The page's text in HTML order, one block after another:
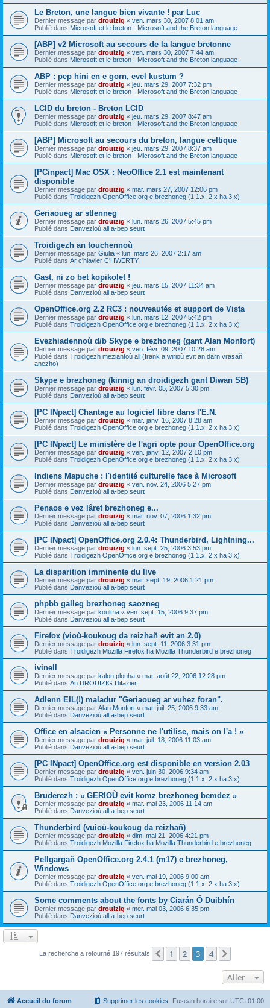
Le Breton, une langue bien vivante ! par Luc
Dernier message par drouizig « ven. mars 30, 2007 8:01 am
Publié dans Microsoft et le breton - Microsoft and the Breton language
[ABP] v2 Microsoft au secours de la langue bretonne
Dernier message par drouizig « ven. mars 30, 2007 7:44 am
Publié dans Microsoft et le breton - Microsoft and the Breton language
ABP : pep hini en e gorn, evel kustum ?
Dernier message par drouizig « jeu. mars 29, 2007 7:32 pm
Publié dans Microsoft et le breton - Microsoft and the Breton language
LCID du breton - Breton LCID
Dernier message par drouizig « jeu. mars 29, 2007 8:47 am
Publié dans Microsoft et le breton - Microsoft and the Breton language
[ABP] Microsoft au secours du breton, langue celtique
Dernier message par drouizig « jeu. mars 29, 2007 8:37 am
Publié dans Microsoft et le breton - Microsoft and the Breton language
[PCinpact] Mac OSX : NeoOffice 2.1 est maintenant
disponible
Dernier message par drouizig « mar. mars 27, 2007 12:06 pm
Publié dans Troidigezh OpenOffice.org e brezhoneg (1.1.x, 2.x ha 3.x)
Geriaoueg ar stlenneg
Dernier message par drouizig « lun. mars 26, 2007 5:45 pm
Publié dans Danvezioù all a-bep seurt
Troidigezh an touchennoù
Dernier message par Giulia « lun. mars 26, 2007 2:17 am
Publié dans Ar c'hlavier C'HWERTY
Gast, ni zo bet kopikolet !
Dernier message par drouizig « jeu. mars 15, 2007 11:34 am
Publié dans Danvezioù all a-bep seurt
OpenOffice.org 2.2 RC3 : nouveautés et support de Vista
Dernier message par drouizig « lun. mars 12, 2007 5:42 pm
Publié dans Troidigezh OpenOffice.org e brezhoneg (1.1.x, 2.x ha 3.x)
Evezhiadennoù d/b Skype e brezhoneg (gant Alan Monfort)
Dernier message par drouizig « ven. févr. 09, 2007 10:28 am
Publié dans Troidigezh meziantoù all (frank a wirioù evit an darn vrasañ
anezho)
Skype e brezhoneg (kinnig an droidigezh gant Diwan SB)
Dernier message par drouizig « lun. févr. 05, 2007 5:30 pm
Publié dans Danvezioù all a-bep seurt
[PC INpact] Chantage au logiciel libre dans l'E.N.
Dernier message par drouizig « mar. janv. 16, 2007 8:28 am
Publié dans Troidigezh OpenOffice.org e brezhoneg (1.1.x, 2.x ha 3.x)
[PC INpact] Le ministère de l'agri opte pour OpenOffice.org
Dernier message par drouizig « ven. janv. 12, 2007 2:10 pm
Publié dans Troidigezh OpenOffice.org e brezhoneg (1.1.x, 2.x ha 3.x)
Indiens Mapuche : l'identité culturelle face à Microsoft
Dernier message par drouizig « ven. nov. 24, 2006 5:27 pm
Publié dans Danvezioù all a-bep seurt
Penaos e vez lâret brezhoneg e...
Dernier message par drouizig « mar. nov. 07, 2006 1:32 pm
Publié dans Danvezioù all a-bep seurt
[PC INpact] OpenOffice.org 2.0.4: Thunderbird, Lightning...
Dernier message par drouizig « lun. sept. 25, 2006 3:53 pm
Publié dans Troidigezh OpenOffice.org e brezhoneg (1.1.x, 2.x ha 3.x)
La disparition imminente du live
Dernier message par drouizig « mar. sept. 19, 2006 1:21 pm
Publié dans Danvezioù all a-bep seurt
phpbb galleg brezhoneg saozneg
Dernier message par koulma « ven. sept. 15, 2006 9:37 pm
Publié dans Danvezioù all a-bep seurt
Firefox (vioù-koukoug da reizhañ evit an 2.0)
Dernier message par drouizig « lun. sept. 11, 2006 3:31 pm
Publié dans Troidigezh Mozilla Firefox ha Mozilla Thunderbird e brezhoneg
ivinell
Dernier message par kalon plouha « mar. août 22, 2006 12:28 pm
Publié dans An DROUIZIG Difazier
Adlenn EIL(!) maladur "Geriaoueg ar vuhez foran".
Dernier message par Alan Monfort « mar. juil. 25, 2006 9:33 am
Publié dans Danvezioù all a-bep seurt
Office en alsacien « Personne ne l'utilise, mais on l'a ! »
Dernier message par drouizig « mar. juil. 18, 2006 11:03 am
Publié dans Danvezioù all a-bep seurt
[PC INpact] OpenOffice.org est disponible en version 2.03
Dernier message par drouizig « ven. juin 30, 2006 9:34 am
Publié dans Troidigezh OpenOffice.org e brezhoneg (1.1.x, 2.x ha 3.x)
Bruderezh : « GERIOÙ evit komz brezhoneg bemdez »
Dernier message par drouizig « mar. mai 23, 2006 11:14 am
Publié dans Danvezioù all a-bep seurt
Thunderbird (vuioù-koukoug da reizhañ)
Dernier message par drouizig « dim. mai 21, 2006 4:21 pm
Publié dans Troidigezh Mozilla Firefox ha Mozilla Thunderbird e brezhoneg
Pellgargañ OpenOffice.org 2.4.1 (m17) e brezhoneg,
Windows
Dernier message par drouizig « ven. mai 19, 2006 9:00 am
Publié dans Troidigezh OpenOffice.org e brezhoneg (1.1.x, 2.x ha 3.x)
Some comments about the fonts by Ciarán Ó Duibhín
Dernier message par drouizig « mer. mai 03, 2006 6:35 pm
Publié dans Danvezioù all a-bep seurt
La recherche a retourné 197 résultats Précédent
1 2 3 4
Aller
Accueil du forum Fuseau horaire sur UTC+01:00
Supprimer les cookies